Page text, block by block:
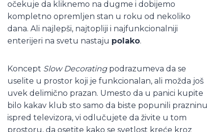
očekuje da kliknemo na dugme i dobijemo
kompletno opremljen stan u roku od nekoliko
dana. Ali najlepši, najtopliji i najfunkcionalniji
enterijeri na svetu nastaju polako.
Koncept Slow Decoratingpodrazumeva da se
uselite u prostor koji je funkcionalan, ali možda još
uvek delimično prazan. Umesto da u panici kupite
bilo kakav klub sto samo da biste popunili prazninu
ispred televizora, vi odlučujete da živite u tom
prostoru, da osetite kako se svetlost kreće kroz